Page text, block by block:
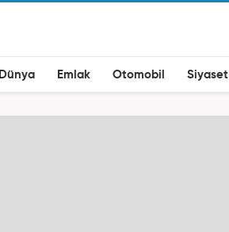
Dünya Emlak Otomobil Siyaset